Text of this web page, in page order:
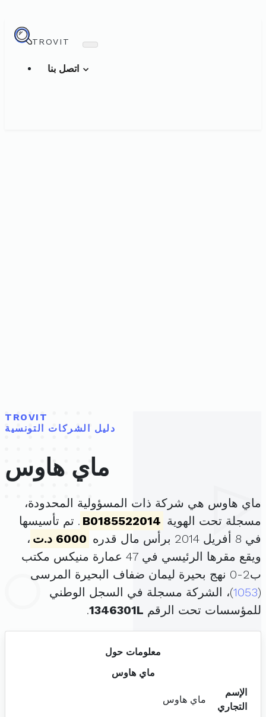
TROVIT
TROVIT
دليل الشركات التونسية
ماي هاوس
ماي هاوس هي شركة ذات المسؤولية المحدودة،
مسجلة تحت الهوية B0185522014 . تم تأسيسها
في 8 أفريل 2014 برأس مال قدره
6000 د.ت
،
ويقع مقرها الرئيسي في 47 عمارة منيكس مكتب
ب2-0 نهج بحيرة ليمان ضفاف البحيرة المرسى
(
1053)، الشركة مسجلة في السجل الوطني
للمؤسسات تحت الرقم 1346301L
.
معلومات حول
ماي هاوس
الإسم
التجاري
ماي هاوس